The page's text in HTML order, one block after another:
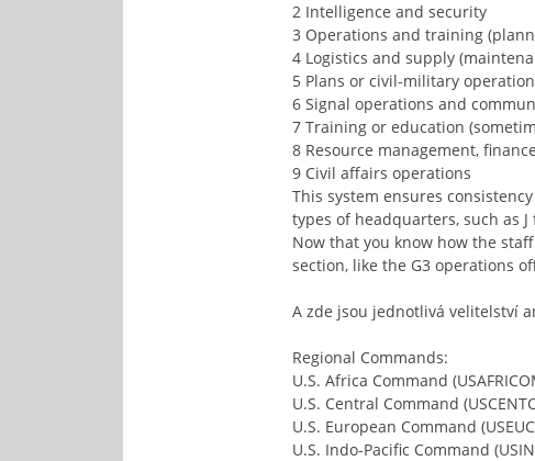
2 Intelligence and security
3 Operations and training
4 Logistics and supply
5 Plans or civil-military
6 Signal operations and
7 Training or education
8 Resource management,
9 Civil affairs operations
This system ensures
types of headquarters, such as
Now that you know how the
section, like the G3 operations
A zde jsou jednotlivá velitelství
Regional Commands:
U.S. Africa Command
U.S. Central Command
U.S. European Command
U.S. Indo-Pacific Command